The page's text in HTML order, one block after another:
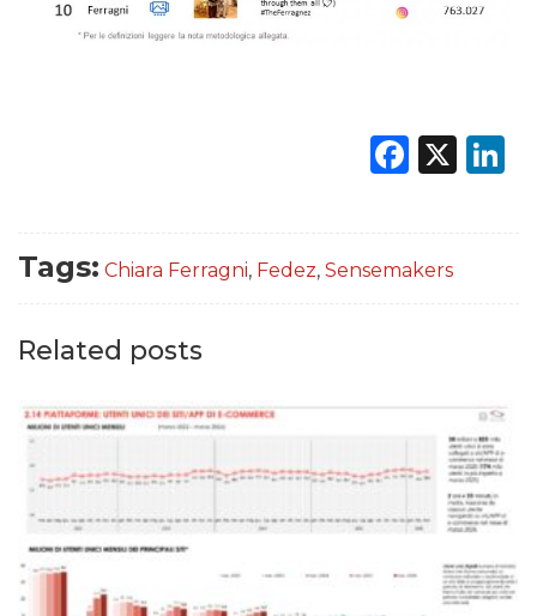
X
Tags: Chiara Ferragni, Fedez, Sensemakers
Related posts